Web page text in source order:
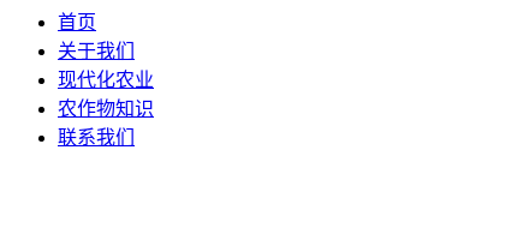
首页
关于我们
现代化农业
农作物知识
联系我们